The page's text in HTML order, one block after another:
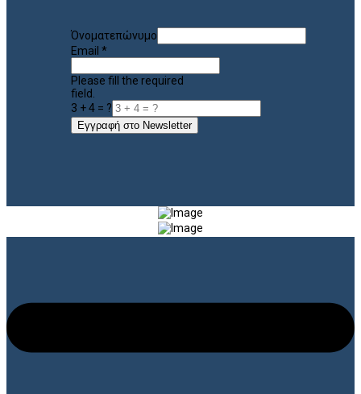
Όνοματεπώνυμο
Email *
Please fill the required
field.
3 + 4 = ?
Εγγραφή στο Newsletter